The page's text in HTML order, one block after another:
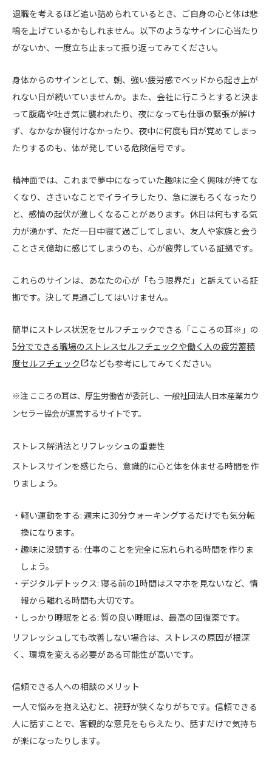
退職を考えるほど追い詰められているとき、ご自身の心と体は悲
鳴を上げているかもしれません。以下のようなサインに心当たり
がないか、一度立ち止まって振り返ってみてください。
身体からのサインとして、朝、強い疲労感でベッドから起き上が
れない日が続いていませんか。また、会社に行こうとすると決ま
って腹痛や吐き気に襲われたり、夜になっても仕事の緊張が解け
ず、なかなか寝付けなかったり、夜中に何度も目が覚めてしまっ
たりするのも、体が発している危険信号です。
精神面では、これまで夢中になっていた趣味に全く興味が持てな
くなり、ささいなことでイライラしたり、急に涙もろくなったり
と、感情の起伏が激しくなることがあります。休日は何もする気
力が湧かず、ただ一日中寝て過ごしてしまい、友人や家族と会う
ことさえ億劫に感じてしまうのも、心が疲弊している証拠です。
これらのサインは、あなたの心が「もう限界だ」と訴えている証
拠です。決して見過ごしてはいけません。
簡単にストレス状況をセルフチェックできる「こころの耳※」の
5分でできる職場のストレスセルフチェックや働く人の疲労蓄積
度セルフチェック
なども参考にしてみてください。
※注 こころの耳は、厚生労働省が委託し、一般社団法人日本産業カウ
ンセラー協会が運営するサイトです。
ストレス解消法とリフレッシュの重要性
ストレスサインを感じたら、意識的に心と体を休ませる時間を作
りましょう。
軽い運動をする: 週末に30分ウォーキングするだけでも気分転
換になります。
趣味に没頭する: 仕事のことを完全に忘れられる時間を作りま
しょう。
デジタルデトックス: 寝る前の1時間はスマホを見ないなど、情
報から離れる時間も大切です。
しっかり睡眠をとる: 質の良い睡眠は、最高の回復薬です。
リフレッシュしても改善しない場合は、ストレスの原因が根深
く、環境を変える必要がある可能性が高いです。
信頼できる人への相談のメリット
一人で悩みを抱え込むと、視野が狭くなりがちです。信頼できる
人に話すことで、客観的な意見をもらえたり、話すだけで気持ち
が楽になったりします。